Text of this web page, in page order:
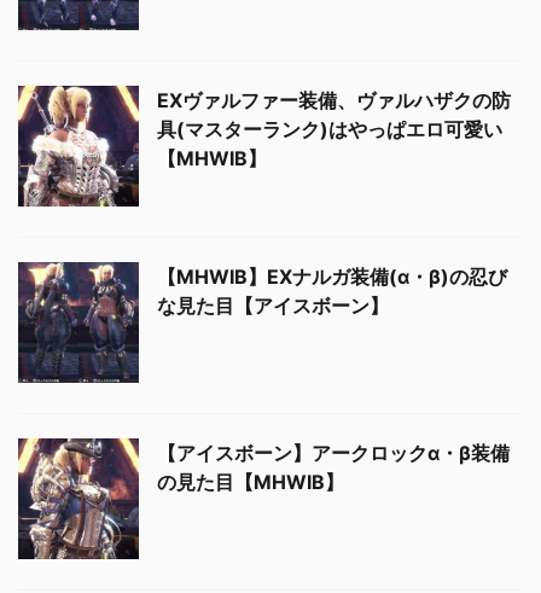
EXヴァルファー装備、ヴァルハザクの防
具(マスターランク)はやっぱエロ可愛い
【MHWIB】
【MHWIB】EXナルガ装備(α・β)の忍び
な見た目【アイスボーン】
【アイスボーン】アークロックα・β装備
の見た目【MHWIB】